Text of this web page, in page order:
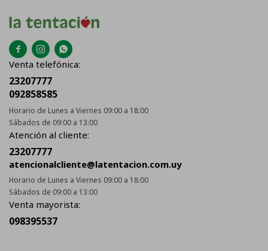
  
Venta telefónica:
23207777
092858585
Horario de Lunes a Viernes 09:00 a 18:00
Sábados de 09:00 a 13:00
Atención al cliente:
23207777
atencionalcliente@latentacion.com.uy
Horario de Lunes a Viernes 09:00 a 18:00
Sábados de 09:00 a 13:00
Venta mayorista:
098395537